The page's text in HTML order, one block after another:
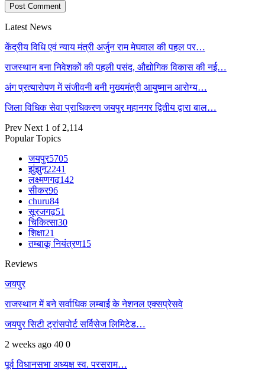
Latest News
केंद्रीय विधि एवं न्याय मंत्री अर्जुन राम मेघवाल की पहल पर…
राजस्थान बना निवेशकों की पहली पसंद, औद्योगिक विकास की नई…
अंग प्रत्यारोपण में संजीवनी बनी मुख्यमंत्री आयुष्मान आरोग्य…
जिला विधिक सेवा प्राधिकरण जयपुर महानगर द्वितीय द्वारा बाल…
Prev Next 1 of 2,114
Popular Topics
जयपुर5705
झुंझुनू2241
लक्ष्मणगढ़142
सीकर96
churu84
सूरजगढ़51
चिकित्सा30
शिक्षा21
तम्बाकू नियंत्रण15
Reviews
जयपुर
राजस्थान में बने सर्वाधिक लम्बाई के नेशनल एक्सप्रेसवे
जयपुर सिटी ट्रांसपोर्ट सर्विसेज लिमिटेड…
2 weeks ago 40 0
पूर्व विधानसभा अध्यक्ष स्व. परसराम…